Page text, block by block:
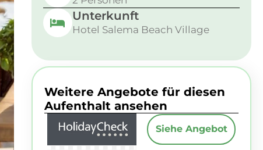
Unterkunft
Hotel Salema Beach Village
Weitere Angebote für diesen
Aufenthalt ansehen
Siehe Angebot